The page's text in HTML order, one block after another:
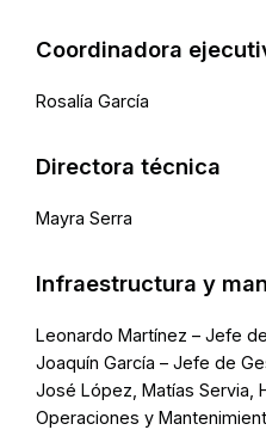
Coordinadora
Rosalía García
Directora técnica
Mayra Serra
Infraestructura y
Leonardo Martínez – Jefe
Joaquín García – Jefe de
José López, Matías Servia,
Operaciones y